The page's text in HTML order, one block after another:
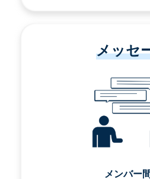
メッセ
メンバー